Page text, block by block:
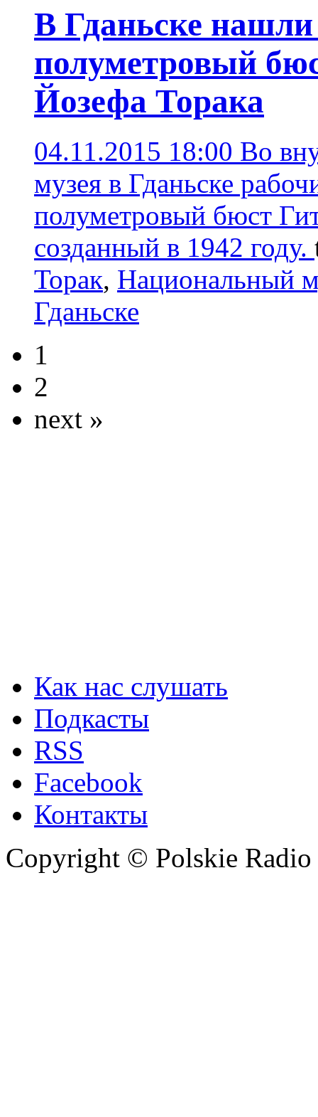
В Гданьске
полуметровый
Йозефа Торака
04.11.2015 18:00 Во
музея в Гданьске
полуметровый бюст
созданный в 1942 году.
Торак, Национальный
Гданьске
1
2
next »
Как нас слушать
Подкасты
RSS
Facebook
Контакты
Copyright © Polskie